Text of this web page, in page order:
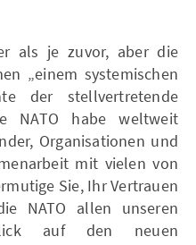
als je zuvor, aber die
„einem systemischen
der stellvertretende
NATO habe weltweit
Organisationen und
mit vielen von
Sie, Ihr Vertrauen
NATO allen unseren
auf den neuen